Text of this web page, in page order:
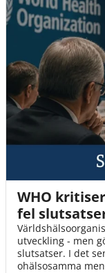
WHO
fel
utveckling - men
slutsatser. I det
ohälsosamma